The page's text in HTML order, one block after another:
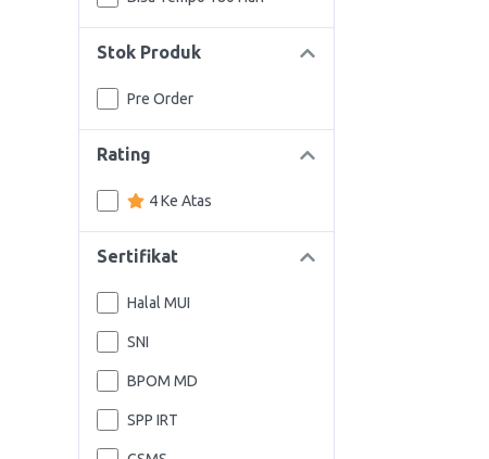
Stok Produk
Pre Order
Rating
4 Ke Atas
Sertifikat
Halal MUI
SNI
BPOM MD
SPP IRT